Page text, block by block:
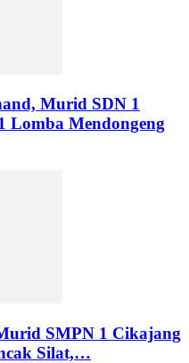
Murid SDN 1
Lomba Mendongeng
SMPN 1 Cikajang
Silat,…